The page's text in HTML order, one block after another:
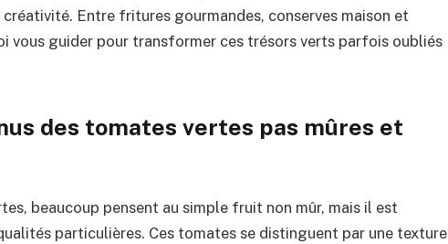
Entre fritures gourmandes, conserves maison et
vous guider pour transformer ces trésors verts parfois oubliés
des tomates vertes pas mûres et
beaucoup pensent au simple fruit non mûr, mais il est
particulières. Ces tomates se distinguent par une texture